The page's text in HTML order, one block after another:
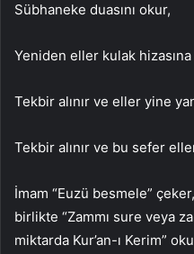
Sübhaneke duasını okur,
Yeniden eller kulak hizasına
Tekbir alınır ve eller yine
Tekbir alınır ve bu sefer
İmam “Euzü besmele”
birlikte “Zammı sure veya
miktarda Kur’an-ı Kerim”